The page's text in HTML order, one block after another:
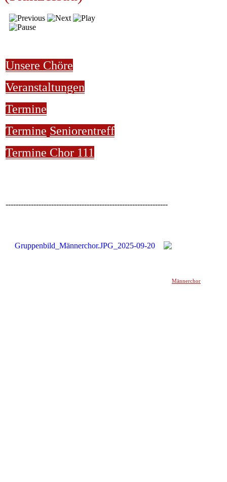
Unsere Chöre
Veranstaltungen
Termine
Termine Seniorentreff
Termine Chor 111
----------------------------------------------------------------
Männerchor